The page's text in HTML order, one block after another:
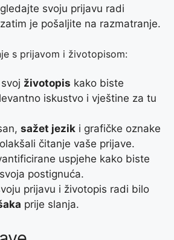
svoju prijavu radi
je pošaljite na razmatranje.
s prijavom i životopisom:
životopis kako biste
iskustvo i vještine za tu
sažet jezik i grafičke oznake
čitanje vaše prijave.
uspjehe kako biste
postignuća.
prijavu i životopis radi bilo
prije slanja.